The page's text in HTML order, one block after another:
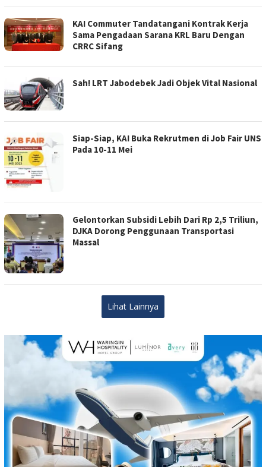
KAI Commuter Tandatangani Kontrak Kerja
Sama Pengadaan Sarana KRL Baru Dengan
CRRC Sifang
Sah! LRT Jabodebek Jadi Objek Vital Nasional
Siap-Siap, KAI Buka Rekrutmen di Job Fair UNS
Pada 10-11 Mei
Gelontorkan Subsidi Lebih Dari Rp 2,5 Triliun,
DJKA Dorong Penggunaan Transportasi
Massal
Lihat Lainnya